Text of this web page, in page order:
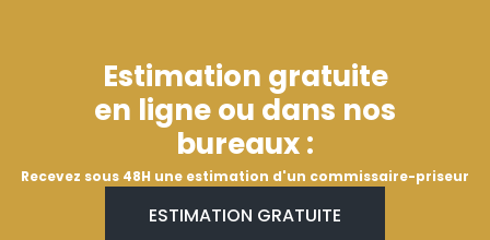
Estimation gratuite
en ligne ou dans nos
bureaux :
Recevez sous 48H une estimation d'un commissaire-priseur
ESTIMATION GRATUITE